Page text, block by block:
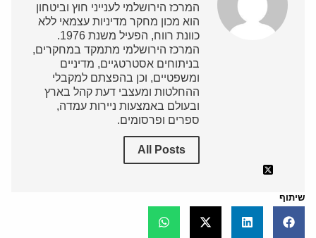
המרכז הירושלמי לענייני חוץ וביטחון
הוא מכון מחקר מדיניות עצמאי ללא
כוונת רווח, הפעיל משנת 1976.
המרכז הירושלמי מתמקד במחקרים,
בניתוחים אסטרטגיים, מדיניים
ומשפטיים, וכן בהפצתם למקבלי
ההחלטות ומעצבי דעת קהל בארץ
ובעולם באמצעות ניירות עמדה,
ספרים ופרסומים.
All Posts
שיתוף